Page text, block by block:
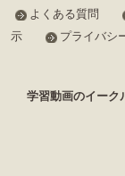
よくある質問
示
プライバシ
学習動画のイーク